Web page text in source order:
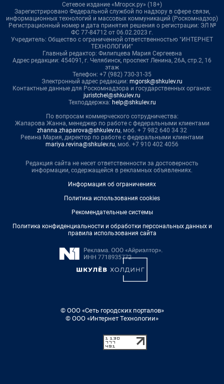
Сетевое издание «Мгорск.ру» (18+)
Зарегистрировано Федеральной службой по надзору в сфере связи,
информационных технологий и массовых коммуникаций (Роскомнадзор)
Регистрационный номер и дата принятия решения о регистрации: ЭЛ №
ФС 77-84712 от 06.02.2023 г.
Учредитель: Общество с ограниченной ответственностью "ИНТЕРНЕТ
ТЕХНОЛОГИИ"
Главный редактор: Филипцева Мария Сергеевна
Адрес редакции: 454091, г. Челябинск, проспект Ленина, 26А, стр.2, 16
этаж
Телефон: +7 (982) 730-31-35
Электронный адрес редакции: mgorsk@shkulev.ru
Контактные данные для Роскомнадзора и государственных органов:
juristchel@shkulev.ru
Техподдержка: help@shkulev.ru
По вопросам коммерческого сотрудничества:
Жапарова Жанна, менеджер по работе с федеральными клиентами
zhanna.zhaparova@shkulev.ru, моб. + 7 982 640 34 32
Ревина Мария, директор по работе с федеральными клиентами
mariya.revina@shkulev.ru, моб. +7 910 402 4056
Редакция сайта не несет ответственности за достоверность
информации, содержащейся в рекламных объявлениях.
Информация об ограничениях
Политика использования cookies
Рекомендательные системы
Политика конфиденциальности и обработки персональных данных и
правила использования сайта
© ООО «Сеть городских порталов»
© ООО «Интернет Технологии»